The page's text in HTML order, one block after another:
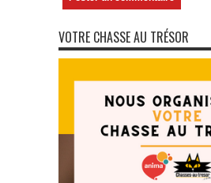
VOTRE CHASSE AU TRÉSOR